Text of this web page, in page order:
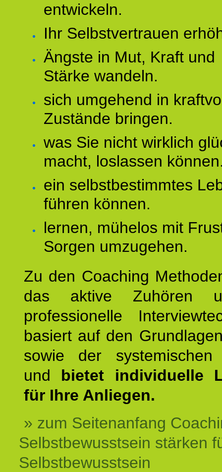
entwickeln.
Ihr Selbstvertrauen
Ängste in Mut, Kraft und
Stärke wandeln.
sich umgehend in
Zustände bringen.
was Sie nicht wirklich
macht, loslassen
ein selbstbestimmtes
führen können.
lernen, mühelos mit
Sorgen umzugehen.
Zu den Coaching
das aktive Zuhören
professionelle
basiert auf den
sowie der systemischen
und bietet individuelle
für Ihre Anliegen.
» zum Seitenanfang
Selbstbewusstsein stärken
Selbstbewusstsein